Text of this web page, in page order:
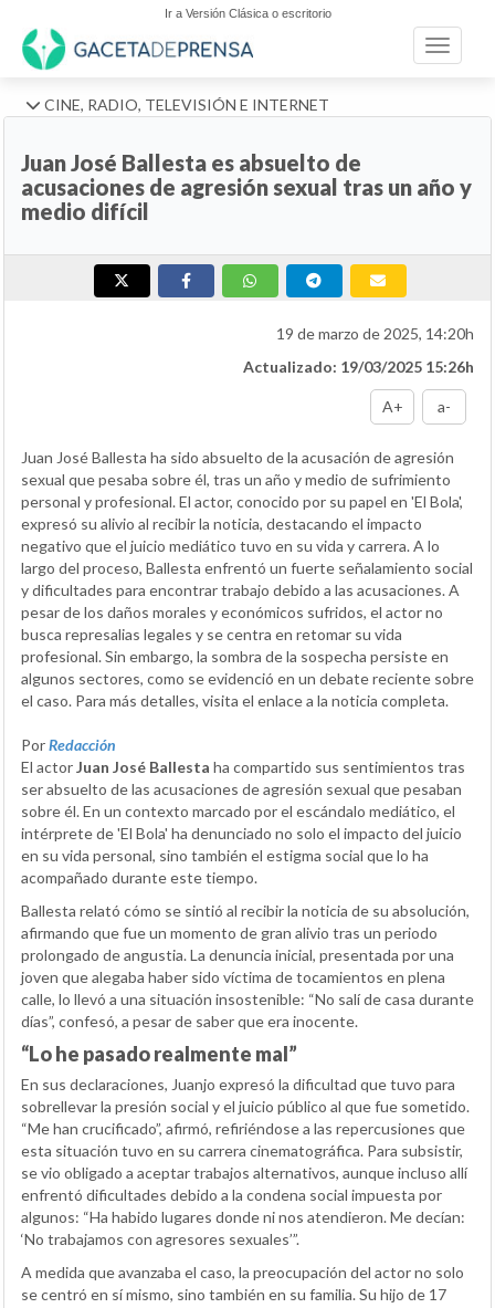
Ir a Versión Clásica o escritorio
Toggle
CINE, RADIO, TELEVISIÓN E INTERNET
Juan José Ballesta es absuelto de
acusaciones de agresión sexual tras un año y
medio difícil
19 de marzo de 2025, 14:20h
Actualizado: 19/03/2025 15:26h
A+ a-
Juan José Ballesta ha sido absuelto de la acusación de agresión
sexual que pesaba sobre él, tras un año y medio de sufrimiento
personal y profesional. El actor, conocido por su papel en 'El Bola',
expresó su alivio al recibir la noticia, destacando el impacto
negativo que el juicio mediático tuvo en su vida y carrera. A lo
largo del proceso, Ballesta enfrentó un fuerte señalamiento social
y dificultades para encontrar trabajo debido a las acusaciones. A
pesar de los daños morales y económicos sufridos, el actor no
busca represalias legales y se centra en retomar su vida
profesional. Sin embargo, la sombra de la sospecha persiste en
algunos sectores, como se evidenció en un debate reciente sobre
el caso. Para más detalles, visita el enlace a la noticia completa.
PorRedacción
El actorJuan José Ballesta ha compartido sus sentimientos tras
ser absuelto de las acusaciones de agresión sexual que pesaban
sobre él. En un contexto marcado por el escándalo mediático, el
intérprete de 'El Bola' ha denunciado no solo el impacto del juicio
en su vida personal, sino también el estigma social que lo ha
acompañado durante este tiempo.
Ballesta relató cómo se sintió al recibir la noticia de su absolución,
afirmando que fue un momento de gran alivio tras un periodo
prolongado de angustia. La denuncia inicial, presentada por una
joven que alegaba haber sido víctima de tocamientos en plena
calle, lo llevó a una situación insostenible: “No salí de casa durante
días”, confesó, a pesar de saber que era inocente.
“Lo he pasado realmente mal”
En sus declaraciones, Juanjo expresó la dificultad que tuvo para
sobrellevar la presión social y el juicio público al que fue sometido.
“Me han crucificado”, afirmó, refiriéndose a las repercusiones que
esta situación tuvo en su carrera cinematográfica. Para subsistir,
se vio obligado a aceptar trabajos alternativos, aunque incluso allí
enfrentó dificultades debido a la condena social impuesta por
algunos: “Ha habido lugares donde ni nos atendieron. Me decían:
‘No trabajamos con agresores sexuales’”.
A medida que avanzaba el caso, la preocupación del actor no solo
se centró en sí mismo, sino también en su familia. Su hijo de 17